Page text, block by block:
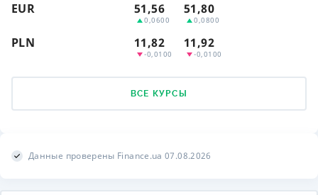
EUR 51,56
0,0600
51,80
0,0800
PLN 11,82
-0,0100
11,92
-0,0100
ВСЕ КУРСЫ
Данные проверены Finance.ua 07.08.2026